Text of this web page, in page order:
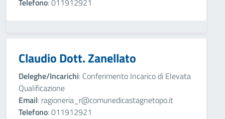
Telefono: 011912921
Claudio Dott. Zanellato
Deleghe/Incarichi: Conferimento Incarico di Elevata
Qualificazione
Email: ragioneria_r@comunedicastagnetopo.it
Telefono: 011912921